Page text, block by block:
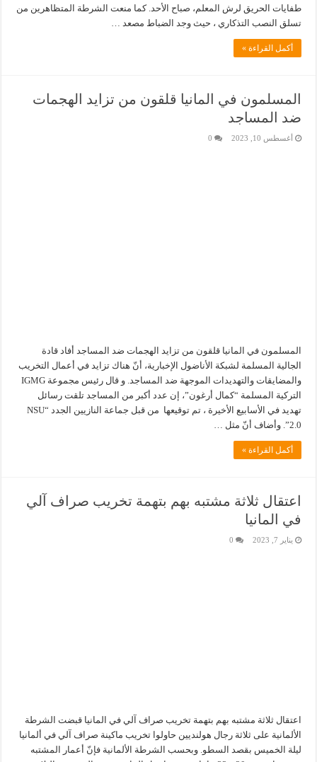
طفايات الحريق لرش المعلم، صباح الأحد. كما منعت الشرطة المتظاهرين من
تسلق النصب التذكاري ، حيث وجد الضباط مصعد …
أكمل القراءة »
المسلمون في المانيا قلقون من تزايد الهجمات
ضد المساجد
أغسطس 10, 2023 0
المسلمون في المانيا قلقون من تزايد الهجمات ضد المساجد أفاد قادة
الجالية المسلمة لشبكة الأناضول الإخبارية، أنّ هناك تزايد في أعمال التخريب
والمضايقات والتهديدات الموجهة ضد المساجد. و قال رئيس مجموعة IGMG
التركية المسلمة “كمال أرغون”، إن عدد أكبر من المساجد تلقت رسائل
تهديد في الأسابيع الأخيرة ، تم توقيعها من قبل جماعة النازيين الجدد “NSU
2.0”. وأضاف أنّ مثل …
أكمل القراءة »
اعتقال ثلاثة مشتبه بهم بتهمة تخريب صراف آلي
في المانيا
يناير 7, 2023 0
اعتقال ثلاثة مشتبه بهم بتهمة تخريب صراف آلي في المانيا قبضت الشرطة
الألمانية على ثلاثة رجال هولنديين حاولوا تخريب ماكينة صراف آلي في ألمانيا
ليلة الخميس بقصد السطو. وبحسب الشرطة الألمانية فإنّ أعمار المشتبه